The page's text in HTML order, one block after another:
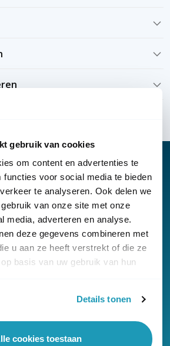
gebruik van cookies
om content en advertenties te
functies voor social media te bieden
te analyseren. Ook delen we
van onze site met onze
media, adverteren en analyse.
deze gegevens combineren met
u aan ze heeft verstrekt of die ze
basis van uw gebruik van hun
Details tonen
cookies toestaan
Nieuwsbrief
Klantenservice